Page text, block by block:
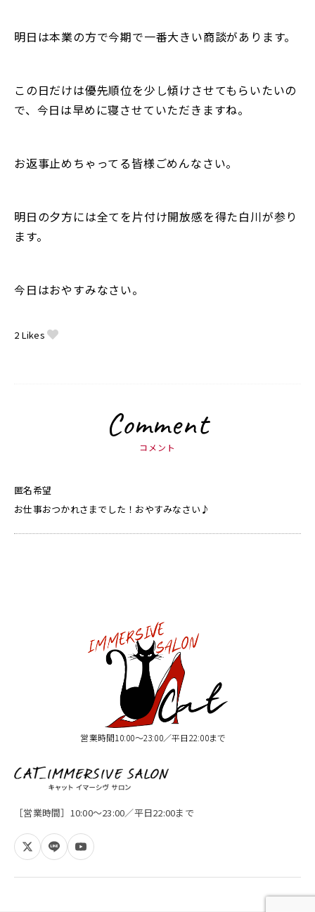
明日は本業の方で今期で一番大きい商談があります。
この日だけは優先順位を少し傾けさせてもらいたいの
で、今日は早めに寝させていただきますね。
お返事止めちゃってる皆様ごめんなさい。
明日の夕方には全てを片付け開放感を得た白川が参り
ます。
今日はおやすみなさい。
2 Likes
Comment
コメント
匿名希望
お仕事おつかれさまでした！おやすみなさい♪
営業時間10:00〜23:00／平日22:00まで
［営業時間］10:00〜23:00／平日22:00まで